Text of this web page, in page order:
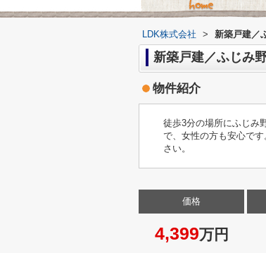
LDK株式会社 > 新築戸建／
新築戸建／ふじみ
物件紹介
徒歩3分の場所にふじみ
で、女性の方も安心で
さい。
価格
4,399万円